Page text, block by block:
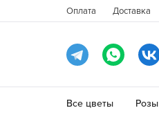
Оплата Доставка
Все цветы Розы